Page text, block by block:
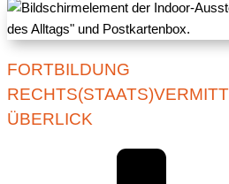
FORTBILDUNG
ÜBERLICK